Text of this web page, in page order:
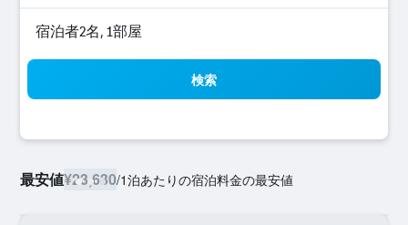
宿泊者2名, 1​部屋
検索
最安値¥23,630/1泊あたりの宿泊料金の最安値